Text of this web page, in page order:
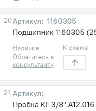
20
1160305
Подшипник 1160305
Наличие
Обратитесь к
консультанту
К схеме
21
Пробка КГ 3/8".А12.016